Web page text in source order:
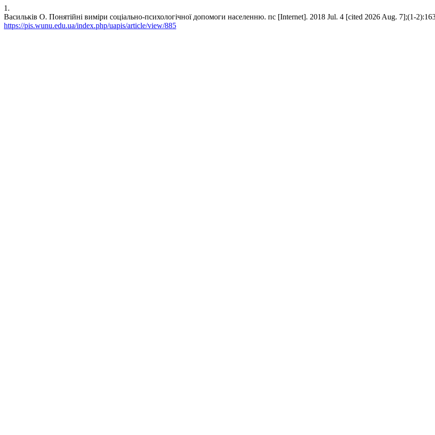
1.
Васильків О. Понятійні виміри соціально-психологічної допомоги населенню. пс [Internet]. 2018 Jul. 4 [cited 2026 Aug. 7];(1-
https://pis.wunu.edu.ua/index.php/uapis/article/view/885